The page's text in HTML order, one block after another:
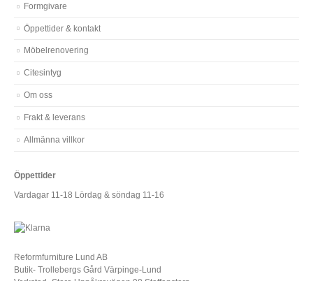
Formgivare
Öppettider & kontakt
Möbelrenovering
Citesintyg
Om oss
Frakt & leverans
Allmänna villkor
Öppettider
Vardagar 11-18 Lördag & söndag 11-16
Reformfurniture Lund AB
Butik- Trollebergs Gård Värpinge-Lund